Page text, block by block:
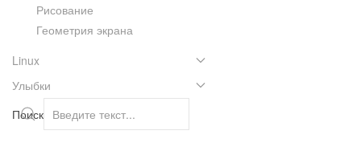
Рисование
Геометрия экрана
Linux
Улыбки
Поиск